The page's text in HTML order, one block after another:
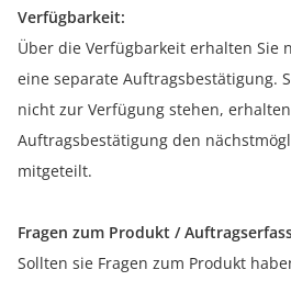
Verfügbarkeit:
Über die Verfügbarkeit erhalten Sie
eine separate Auftragsbestätigung.
nicht zur Verfügung stehen,
Auftragsbestätigung den
mitgeteilt.
Fragen zum Produkt /
Sollten sie Fragen zum Produkt